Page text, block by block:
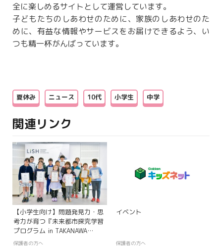
全に楽しめるサイトとして運営しています。
子どもたちのしあわせのために、家族のしあわせのた
めに、有益な情報やサービスをお届けできるよう、い
つも精一杯がんばっています。
夏休み ニュース 10代 小学生 中学
関連リンク
【小学生向け】問題発見力・思
考力が育つ『未来都市探究学習
プログラム in TAKANAWA
GATEWAY CITYツアーレポート
保護者の方へ
イベント
保護者の方へ